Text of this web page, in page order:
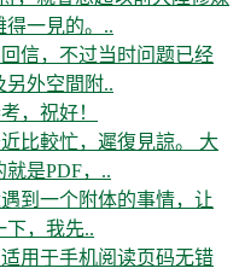
得一見的。..
信，不过当时问题已经
外空間附..
，祝好！
比較忙，遲復見諒。 大
是PDF，..
到一个附体的事情，让
下，我先..
用于手机阅读页码无错